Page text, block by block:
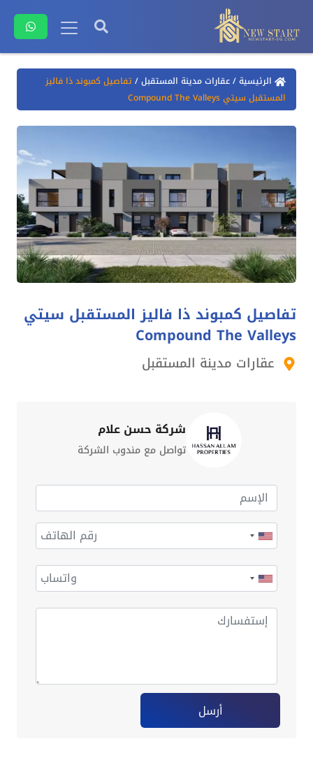
الرئيسية/عقارات مدينة المستقبل/ تفاصيل كمبوند ذا فاليز
المستقبل سيتي Compound The Valleys
تفاصيل كمبوند ذا فاليز المستقبل سيتي
Compound The Valleys
عقارات مدينة المستقبل
شركة حسن علام
تواصل مع مندوب الشركة
أرسل